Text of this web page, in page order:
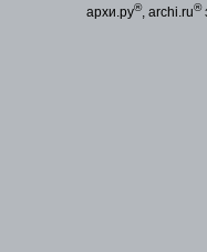
архи.ру®, archi.ru®